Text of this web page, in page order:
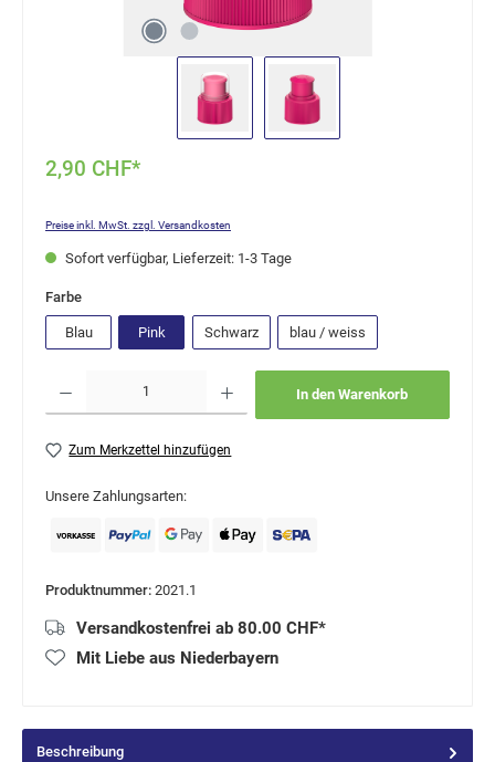
2,90 CHF*
Preise inkl. MwSt. zzgl. Versandkosten
Sofort verfügbar, Lieferzeit: 1-3 Tage
Farbeauswählen
Blau Pink Schwarz blau / weiss
In den Warenkorb
Zum Merkzettel hinzufügen
Unsere Zahlungsarten:
Produktnummer: 2021.1
Versandkostenfrei ab 80.00 CHF*
Mit Liebe aus Niederbayern
Beschreibung